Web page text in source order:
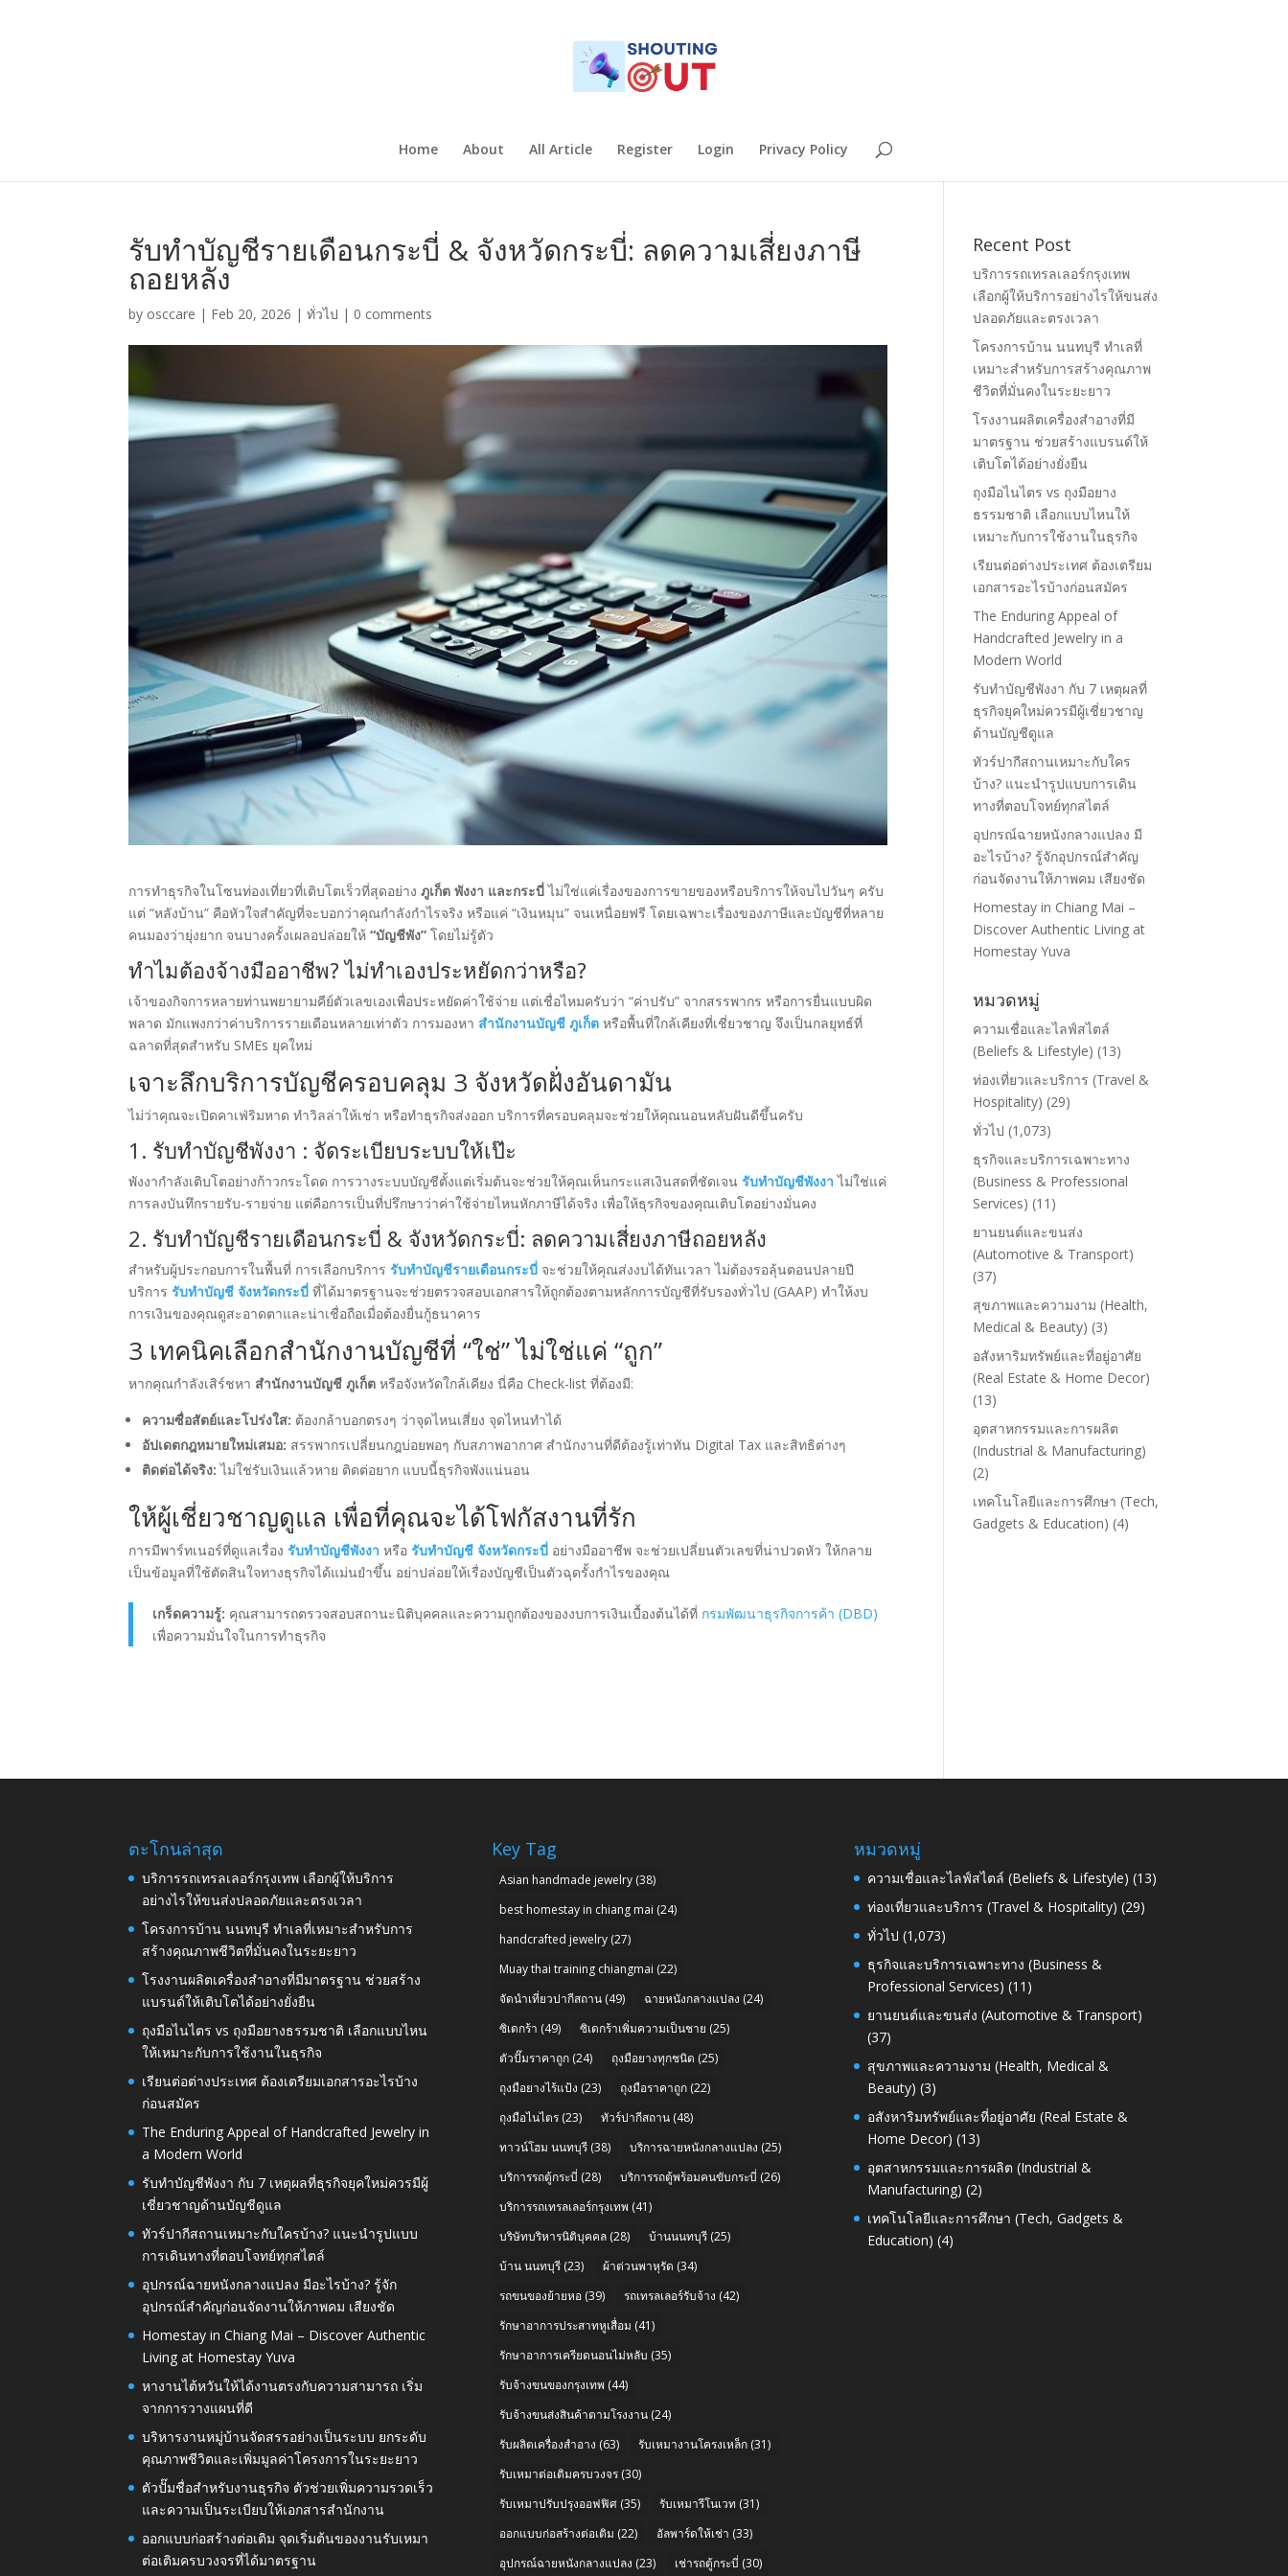
Home About All Article Register Login Privacy Policy
รับทำบัญชีรายเดือนกระบี่ & จังหวัดกระบี่: ลดความเสี่ยงภาษี
ถอยหลัง
by osccare | Feb 20, 2026 |ทั่วไป | 0 comments
การทำธุรกิจในโซนท่องเที่ยวที่เติบโตเร็วที่สุดอย่างภูเก็ต พังงา และกระบี่ไม่ใช่แค่เรื่องของการขายของหรือบริการให้จบไปวันๆ ครับ
แต่ “หลังบ้าน” คือหัวใจสำคัญที่จะบอกว่าคุณกำลังกำไรจริง หรือแค่ “เงินหมุน” จนเหนื่อยฟรี โดยเฉพาะเรื่องของภาษีและบัญชีที่หลาย
คนมองว่ายุ่งยาก จนบางครั้งเผลอปล่อยให้“บัญชีพัง” โดยไม่รู้ตัว
ทำไมต้องจ้างมืออาชีพ? ไม่ทำเองประหยัดกว่าหรือ?
เจ้าของกิจการหลายท่านพยายามคีย์ตัวเลขเองเพื่อประหยัดค่าใช้จ่าย แต่เชื่อไหมครับว่า “ค่าปรับ” จากสรรพากร หรือการยื่นแบบผิด
พลาด มักแพงกว่าค่าบริการรายเดือนหลายเท่าตัว การมองหา สำนักงานบัญชี ภูเก็ต หรือพื้นที่ใกล้เคียงที่เชี่ยวชาญ จึงเป็นกลยุทธ์ที่
ฉลาดที่สุดสำหรับ SMEs ยุคใหม่
เจาะลึกบริการบัญชีครอบคลุม 3 จังหวัดฝั่งอันดามัน
ไม่ว่าคุณจะเปิดคาเฟ่ริมหาด ทำวิลล่าให้เช่า หรือทำธุรกิจส่งออก บริการที่ครอบคลุมจะช่วยให้คุณนอนหลับฝันดีขึ้นครับ
1. รับทำบัญชีพังงา : จัดระเบียบระบบให้เป๊ะ
พังงากำลังเติบโตอย่างก้าวกระโดด การวางระบบบัญชีตั้งแต่เริ่มต้นจะช่วยให้คุณเห็นกระแสเงินสดที่ชัดเจนรับทำบัญชีพังงา ไม่ใช่แค่
การลงบันทึกรายรับ-รายจ่าย แต่คือการเป็นที่ปรึกษาว่าค่าใช้จ่ายไหนหักภาษีได้จริง เพื่อให้ธุรกิจของคุณเติบโตอย่างมั่นคง
2. รับทำบัญชีรายเดือนกระบี่ & จังหวัดกระบี่: ลดความเสี่ยงภาษีถอยหลัง
สำหรับผู้ประกอบการในพื้นที่ การเลือกบริการรับทำบัญชีรายเดือนกระบี่ จะช่วยให้คุณส่งงบได้ทันเวลา ไม่ต้องรอลุ้นตอนปลายปี
บริการ รับทำบัญชี จังหวัดกระบี่ ที่ได้มาตรฐานจะช่วยตรวจสอบเอกสารให้ถูกต้องตามหลักการบัญชีที่รับรองทั่วไป (GAAP) ทำให้งบ
การเงินของคุณดูสะอาดตาและน่าเชื่อถือเมื่อต้องยื่นกู้ธนาคาร
3 เทคนิคเลือกสำนักงานบัญชีที่ “ใช่” ไม่ใช่แค่ “ถูก”
หากคุณกำลังเสิร์ชหา สำนักงานบัญชี ภูเก็ต หรือจังหวัดใกล้เคียง นี่คือ Check-list ที่ต้องมี:
ความซื่อสัตย์และโปร่งใส: ต้องกล้าบอกตรงๆ ว่าจุดไหนเสี่ยง จุดไหนทำได้
อัปเดตกฎหมายใหม่เสมอ: สรรพากรเปลี่ยนกฎบ่อยพอๆ กับสภาพอากาศ สำนักงานที่ดีต้องรู้เท่าทัน Digital Tax และสิทธิต่างๆ
ติดต่อได้จริง: ไม่ใช่รับเงินแล้วหาย ติดต่อยาก แบบนี้ธุรกิจพังแน่นอน
ให้ผู้เชี่ยวชาญดูแล เพื่อที่คุณจะได้โฟกัสงานที่รัก
การมีพาร์ทเนอร์ที่ดูแลเรื่องรับทำบัญชีพังงา หรือรับทำบัญชี จังหวัดกระบี่ อย่างมืออาชีพ จะช่วยเปลี่ยนตัวเลขที่น่าปวดหัว ให้กลาย
เป็นข้อมูลที่ใช้ตัดสินใจทางธุรกิจได้แม่นยำขึ้น อย่าปล่อยให้เรื่องบัญชีเป็นตัวฉุดรั้งกำไรของคุณ
เกร็ดความรู้: คุณสามารถตรวจสอบสถานะนิติบุคคลและความถูกต้องของงบการเงินเบื้องต้นได้ที่ กรมพัฒนาธุรกิจการค้า (DBD)
เพื่อความมั่นใจในการทำธุรกิจ
Recent Post
บริการรถเทรลเลอร์กรุงเทพ
เลือกผู้ให้บริการอย่างไรให้ขนส่ง
ปลอดภัยและตรงเวลา
โครงการบ้าน นนทบุรี ทำเลที่
เหมาะสำหรับการสร้างคุณภาพ
ชีวิตที่มั่นคงในระยะยาว
โรงงานผลิตเครื่องสำอางที่มี
มาตรฐาน ช่วยสร้างแบรนด์ให้
เติบโตได้อย่างยั่งยืน
ถุงมือไนไตร vs ถุงมือยาง
ธรรมชาติ เลือกแบบไหนให้
เหมาะกับการใช้งานในธุรกิจ
เรียนต่อต่างประเทศ ต้องเตรียม
เอกสารอะไรบ้างก่อนสมัคร
The Enduring Appeal of
Handcrafted Jewelry in a
Modern World
รับทำบัญชีพังงา กับ 7 เหตุผลที่
ธุรกิจยุคใหม่ควรมีผู้เชี่ยวชาญ
ด้านบัญชีดูแล
ทัวร์ปากีสถานเหมาะกับใคร
บ้าง? แนะนำรูปแบบการเดิน
ทางที่ตอบโจทย์ทุกสไตล์
อุปกรณ์ฉายหนังกลางแปลง มี
อะไรบ้าง? รู้จักอุปกรณ์สำคัญ
ก่อนจัดงานให้ภาพคม เสียงชัด
Homestay in Chiang Mai –
Discover Authentic Living at
Homestay Yuva
หมวดหมู่
ความเชื่อและไลฟ์สไตล์
(Beliefs & Lifestyle) (13)
ท่องเที่ยวและบริการ (Travel &
Hospitality) (29)
ทั่วไป (1,073)
ธุรกิจและบริการเฉพาะทาง
(Business & Professional
Services) (11)
ยานยนต์และขนส่ง
(Automotive & Transport)
(37)
สุขภาพและความงาม (Health,
Medical & Beauty) (3)
อสังหาริมทรัพย์และที่อยู่อาศัย
(Real Estate & Home Decor)
(13)
อุตสาหกรรมและการผลิต
(Industrial & Manufacturing)
(2)
เทคโนโลยีและการศึกษา (Tech,
Gadgets & Education) (4)
ตะโกนล่าสุด
บริการรถเทรลเลอร์กรุงเทพ เลือกผู้ให้บริการ
อย่างไรให้ขนส่งปลอดภัยและตรงเวลา
โครงการบ้าน นนทบุรี ทำเลที่เหมาะสำหรับการ
สร้างคุณภาพชีวิตที่มั่นคงในระยะยาว
โรงงานผลิตเครื่องสำอางที่มีมาตรฐาน ช่วยสร้าง
แบรนด์ให้เติบโตได้อย่างยั่งยืน
ถุงมือไนไตร vs ถุงมือยางธรรมชาติ เลือกแบบไหน
ให้เหมาะกับการใช้งานในธุรกิจ
เรียนต่อต่างประเทศ ต้องเตรียมเอกสารอะไรบ้าง
ก่อนสมัคร
The Enduring Appeal of Handcrafted Jewelry in
a Modern World
รับทำบัญชีพังงา กับ 7 เหตุผลที่ธุรกิจยุคใหม่ควรมีผู้
เชี่ยวชาญด้านบัญชีดูแล
ทัวร์ปากีสถานเหมาะกับใครบ้าง? แนะนำรูปแบบ
การเดินทางที่ตอบโจทย์ทุกสไตล์
อุปกรณ์ฉายหนังกลางแปลง มีอะไรบ้าง? รู้จัก
อุปกรณ์สำคัญก่อนจัดงานให้ภาพคม เสียงชัด
Homestay in Chiang Mai – Discover Authentic
Living at Homestay Yuva
หางานไต้หวันให้ได้งานตรงกับความสามารถ เริ่ม
จากการวางแผนที่ดี
บริหารงานหมู่บ้านจัดสรรอย่างเป็นระบบ ยกระดับ
คุณภาพชีวิตและเพิ่มมูลค่าโครงการในระยะยาว
ตัวปั๊มชื่อสำหรับงานธุรกิจ ตัวช่วยเพิ่มความรวดเร็ว
และความเป็นระเบียบให้เอกสารสำนักงาน
ออกแบบก่อสร้างต่อเติม จุดเริ่มต้นของงานรับเหมา
ต่อเติมครบวงจรที่ได้มาตรฐาน
Key Tag
Asian handmade jewelry(38)
best homestay in chiang mai (24)
handcrafted jewelry(27)
Muay thai training chiangmai (22)
จัดนำเที่ยวปากีสถาน(49) ฉายหนังกลางแปลง (24)
ซิเดกร้า (49) ซิเดกร้าเพิ่มความเป็นชาย (25)
ตัวปั๊มราคาถูก(24) ถุงมือยางทุกชนิด (25)
ถุงมือยางไร้แป้ง (23) ถุงมือราคาถูก(22)
ถุงมือไนไตร(23) ทัวร์ปากีสถาน(48)
ทาวน์โฮม นนทบุรี(38) บริการฉายหนังกลางแปลง (25)
บริการรถตู้กระบี่ (28) บริการรถตู้พร้อมคนขับกระบี่ (26)
บริการรถเทรลเลอร์กรุงเทพ (41)
บริษัทบริหารนิติบุคคล(28) บ้านนนทบุรี(25)
บ้าน นนทบุรี(23) ผ้าต่วนพาหุรัด (34)
รถขนของย้ายหอ(39) รถเทรลเลอร์รับจ้าง (42)
รักษาอาการประสาทหูเสื่อม (41)
รักษาอาการเครียดนอนไม่หลับ (35)
รับจ้างขนของกรุงเทพ (44)
รับจ้างขนส่งสินค้าตามโรงงาน(24)
รับผลิตเครื่องสำอาง (63) รับเหมางานโครงเหล็ก(31)
รับเหมาต่อเติมครบวงจร(30)
รับเหมาปรับปรุงออฟฟิศ(35) รับเหมารีโนเวท (31)
ออกแบบก่อสร้างต่อเติม (22) อัลพาร์ดให้เช่า (33)
อุปกรณ์ฉายหนังกลางแปลง (23) เช่ารถตู้กระบี่ (30)
หมวดหมู่
ความเชื่อและไลฟ์สไตล์ (Beliefs & Lifestyle) (13)
ท่องเที่ยวและบริการ (Travel & Hospitality) (29)
ทั่วไป (1,073)
ธุรกิจและบริการเฉพาะทาง (Business &
Professional Services) (11)
ยานยนต์และขนส่ง (Automotive & Transport)
(37)
สุขภาพและความงาม (Health, Medical &
Beauty) (3)
อสังหาริมทรัพย์และที่อยู่อาศัย (Real Estate &
Home Decor) (13)
อุตสาหกรรมและการผลิต (Industrial &
Manufacturing) (2)
เทคโนโลยีและการศึกษา (Tech, Gadgets &
Education) (4)